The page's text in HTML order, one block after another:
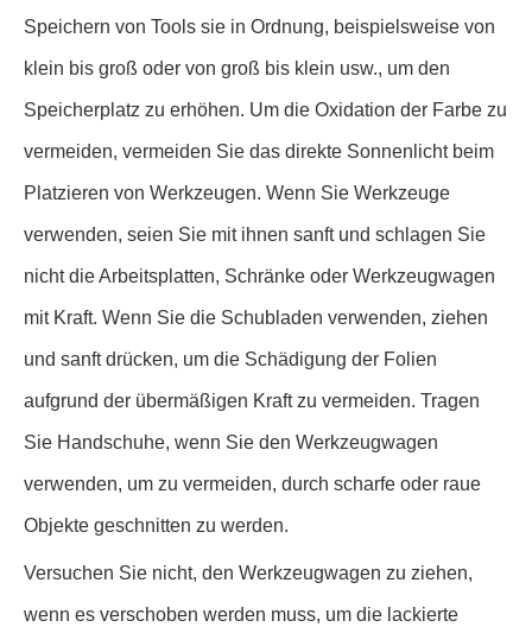
Speichern von Tools sie in Ordnung, beispielsweise von
klein bis groß oder von groß bis klein usw., um den
Speicherplatz zu erhöhen. Um die Oxidation der Farbe zu
vermeiden, vermeiden Sie das direkte Sonnenlicht beim
Platzieren von Werkzeugen. Wenn Sie Werkzeuge
verwenden, seien Sie mit ihnen sanft und schlagen Sie
nicht die Arbeitsplatten, Schränke oder Werkzeugwagen
mit Kraft. Wenn Sie die Schubladen verwenden, ziehen
und sanft drücken, um die Schädigung der Folien
aufgrund der übermäßigen Kraft zu vermeiden. Tragen
Sie Handschuhe, wenn Sie den Werkzeugwagen
verwenden, um zu vermeiden, durch scharfe oder raue
Objekte geschnitten zu werden.
Versuchen Sie nicht, den Werkzeugwagen zu ziehen,
wenn es verschoben werden muss, um die lackierte